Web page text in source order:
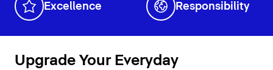
Excellence Responsibility
Upgrade Your Everyday